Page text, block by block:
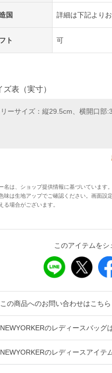
国 詳細は下記より
ト 可
ズ表（実寸）
ーサイズ：縦29.5cm、横開口
名は、ショップ提供情報に基づいています
味は生地アップでご確認ください。画面設
る場合がございます。
このアイテムをシ
この商品へのお問い合わせはこちら
NEWYORKERのレディースバッグ
NEWYORKERのレディースアイテ